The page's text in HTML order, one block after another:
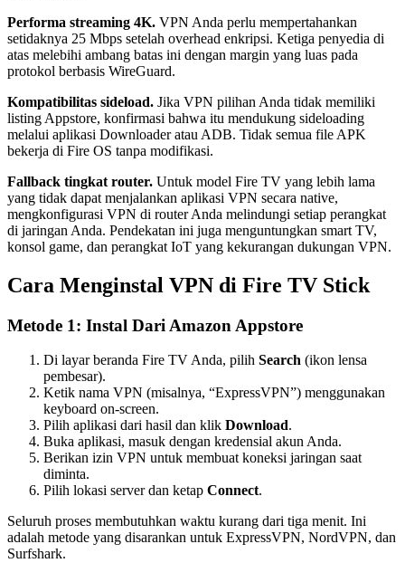
Performa streaming 4K. VPN Anda perlu mempertahankan
setidaknya 25 Mbps setelah overhead enkripsi. Ketiga penyedia di
atas melebihi ambang batas ini dengan margin yang luas pada
protokol berbasis WireGuard.
Kompatibilitas sideload. Jika VPN pilihan Anda tidak memiliki
listing Appstore, konfirmasi bahwa itu mendukung sideloading
melalui aplikasi Downloader atau ADB. Tidak semua file APK
bekerja di Fire OS tanpa modifikasi.
Fallback tingkat router. Untuk model Fire TV yang lebih lama
yang tidak dapat menjalankan aplikasi VPN secara native,
mengkonfigurasi VPN di router Anda melindungi setiap perangkat
di jaringan Anda. Pendekatan ini juga menguntungkan smart TV,
konsol game, dan perangkat IoT yang kekurangan dukungan VPN.
Cara Menginstal VPN di Fire TV Stick
Metode 1: Instal Dari Amazon Appstore
Di layar beranda Fire TV Anda, pilih Search (ikon lensa
pembesar).
Ketik nama VPN (misalnya, “ExpressVPN”) menggunakan
keyboard on-screen.
Pilih aplikasi dari hasil dan klik Download.
Buka aplikasi, masuk dengan kredensial akun Anda.
Berikan izin VPN untuk membuat koneksi jaringan saat
diminta.
Pilih lokasi server dan ketap Connect.
Seluruh proses membutuhkan waktu kurang dari tiga menit. Ini
adalah metode yang disarankan untuk ExpressVPN, NordVPN, dan
Surfshark.